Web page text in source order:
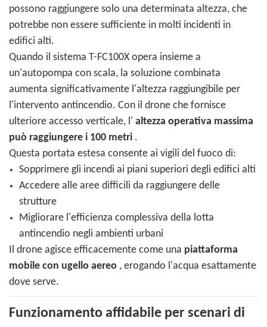
possono raggiungere solo una determinata altezza, che
potrebbe non essere sufficiente in molti incidenti in
edifici alti.
Quando il sistema T-FC100X opera insieme a
un'autopompa con scala, la soluzione combinata
aumenta significativamente l'altezza raggiungibile per
l'intervento antincendio. Con il drone che fornisce
ulteriore accesso verticale, l' altezza operativa massima
può raggiungere i 100 metri .
Questa portata estesa consente ai vigili del fuoco di:
Sopprimere gli incendi ai piani superiori degli edifici alti
Accedere alle aree difficili da raggiungere delle
strutture
Migliorare l'efficienza complessiva della lotta
antincendio negli ambienti urbani
Il drone agisce efficacemente come una piattaforma
mobile con ugello aereo , erogando l'acqua esattamente
dove serve.
Funzionamento affidabile per scenari di